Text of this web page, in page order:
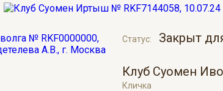
Статус: Закрыт
Клуб Суомен
Кличка